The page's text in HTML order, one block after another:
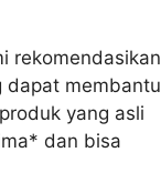
rekomendasikan
dapat membantu
yang asli
dan bisa